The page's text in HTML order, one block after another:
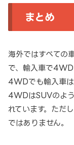
まとめ
海外ではすべての
で、輸入車で4WD
4WDでも輸入車は
4WDはSUVのよ
れています。ただ
ではありません。